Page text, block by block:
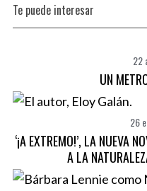
Te puede interesar
22
UN
26
‘¡A EXTREMO!’, LA NUEVA
A LA